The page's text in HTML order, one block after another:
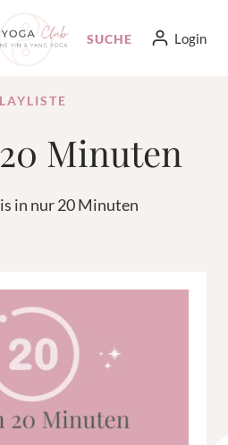
SUCHE Login
Minuten
in nur 20 Minuten